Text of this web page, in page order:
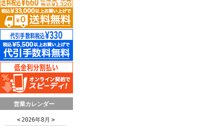
営業カレンダー
＜ 2026年8月 ＞